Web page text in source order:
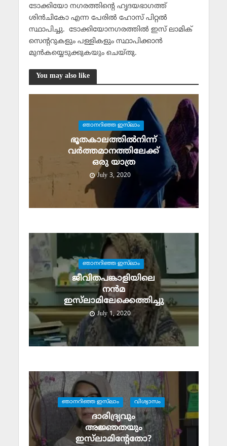
ടോക്കിയോ നഗരത്തിന്റെ ഹൃദയഭാഗത്ത്
ശിന്‍ചികോ എന്ന പേരില്‍ ഹോസ് പിറ്റല്‍
സ്ഥാപിച്ചു. ടോക്കിയോനഗരത്തില്‍ ഇസ് ലാമിക്
സെന്ററുകളും പള്ളികളും സ്ഥാപിക്കാന്‍
മുന്‍കയ്യെടുക്കുകയും ചെയ്തു.
You may also like
ഞാനറിഞ്ഞ ഇസ്‌ലാം
ഭൂതകാലത്തില്‍നിന്ന്
വര്‍ത്തമാനത്തിലേക്ക്
ഒരു യാത്ര
July 3, 2020
ഞാനറിഞ്ഞ ഇസ്‌ലാം
ജീവിതപങ്കാളിയിലെ
നന്‍മ
ഇസ്‌ലാമിലേക്കെത്തിച്ചു
July 1, 2020
ഞാനറിഞ്ഞ ഇസ്‌ലാം വിശ്വാസം
ദാരിദ്ര്യവും
അജ്ഞതയും
ഇസ്‌ലാമിന്റേതോ?